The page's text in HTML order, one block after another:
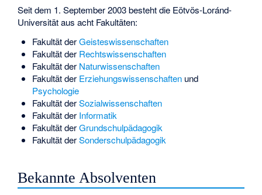
Seit dem 1. September 2003 besteht die Eötvös-Loránd-
Universität aus acht Fakultäten:
Fakultät derGeisteswissenschaften
Fakultät der Rechtswissenschaften
Fakultät der Naturwissenschaften
Fakultät der Erziehungswissenschaftenund
Psychologie
Fakultät derSozialwissenschaften
Fakultät der Informatik
Fakultät derGrundschulpädagogik
Fakultät derSonderschulpädagogik
Bekannte Absolventen